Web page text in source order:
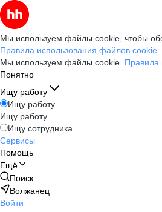
Мы используем файлы cookie, чтобы
Правила использования файлов cookie
Мы используем файлы cookie. Правила
Понятно
Ищу работу
Ищу работу
Ищу работу
Ищу сотрудника
Сервисы
Помощь
Ещё
Поиск
Волжанец
Войти